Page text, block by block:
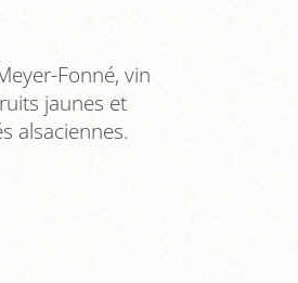
Fonné, vin
jaunes et
alsaciennes.